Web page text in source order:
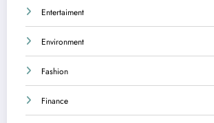
Entertaiment
Environment
Fashion
Finance